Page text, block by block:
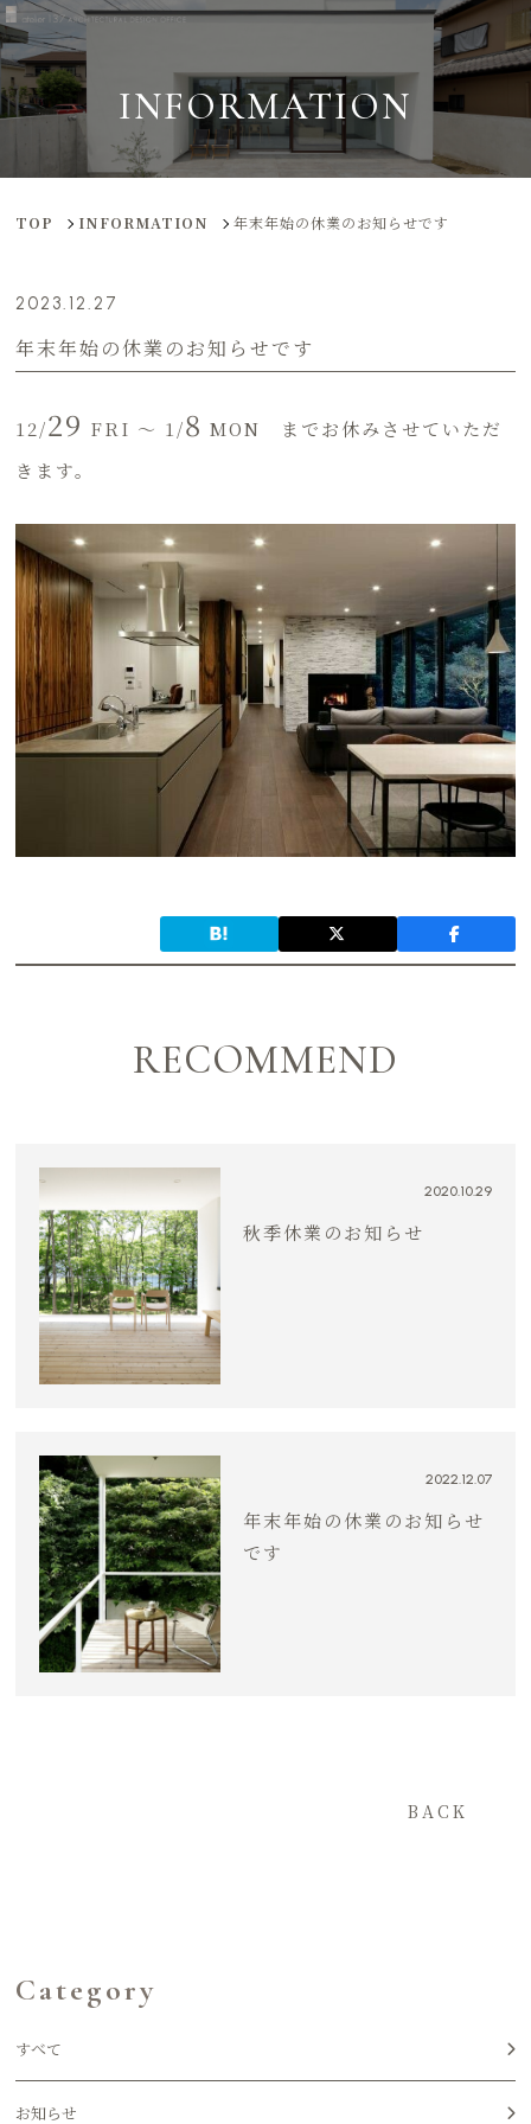
INFORMATION
TOP INFORMATION 年末年始の休業のお知らせです
2023.12.27
年末年始の休業のお知らせです
12/29 FRI ～ 1/8 MON までお休みさせていただ
きます。
RECOMMEND
2020.10.29
秋季休業のお知らせ
2022.12.07
年末年始の休業のお知らせ
です
BACK
Category
すべて
お知らせ